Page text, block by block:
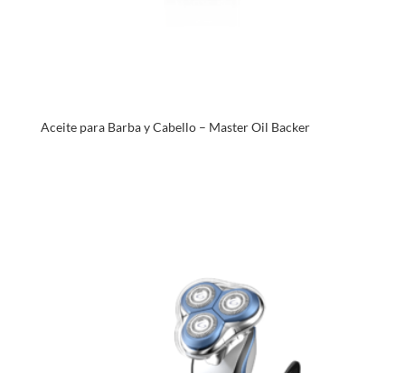
Aceite para Barba y Cabello – Master Oil Backer